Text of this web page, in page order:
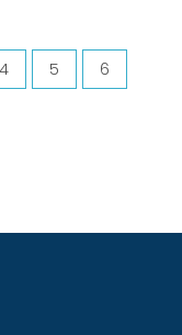
4 5 6